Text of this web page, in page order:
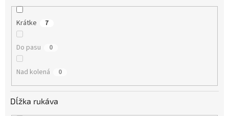
Krátke 7
Do pasu 0
Nad kolená 0
Dĺžka rukáva